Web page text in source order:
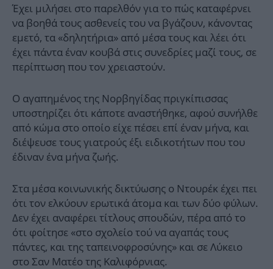
Έχει μιλήσει στο παρελθόν για το πώς καταφέρνει
να βοηθά τους ασθενείς του να βγάζουν, κάνοντας
εμετό, τα «δηλητήρια» από μέσα τους και λέει ότι
έχει πάντα έναν κουβά στις συνεδρίες μαζί τους, σε
περίπτωση που τον χρειαστούν.
Ο αγαπημένος της Νορβηγίδας πριγκίπισσας
υποστηρίζει ότι κάποτε αναστήθηκε, αφού συνήλθε
από κώμα στο οποίο είχε πέσει επί έναν μήνα, και
διέψευσε τους γιατρούς έξι ειδικοτήτων που του
έδιναν ένα μήνα ζωής.
Στα μέσα κοινωνικής δικτύωσης ο Ντουρέκ έχει πει
ότι τον ελκύουν ερωτικά άτομα και των δύο φύλων.
Δεν έχει αναφέρει τίτλους σπουδών, πέρα από το
ότι φοίτησε «στο σχολείο τού να αγαπάς τους
πάντες, και της ταπεινοφροσύνης» και σε Λύκειο
στο Σαν Ματέο της Καλιφόρνιας.